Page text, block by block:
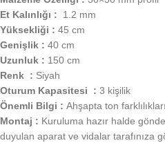
Et Kalınlığı : 1.2 mm
Yüksekliği : 45 cm
Genişlik : 40 cm
Uzunluk : 150 cm
Renk : Siyah
Oturum Kapasitesi : 3 kişilik
Önemli Bilgi : Ahşapta ton
Montaj : Kuruluma hazır halde
duyulan aparat ve vidalar tarafınıza